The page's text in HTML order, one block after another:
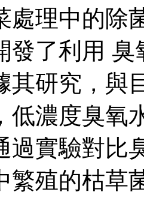
處理中的除
發了利用
其研究，與
低濃度臭氧
過實驗對比
繁殖的枯草